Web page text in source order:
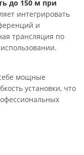
до 150 м при
интегрировать
и
трансляция по
мощные
установки, что